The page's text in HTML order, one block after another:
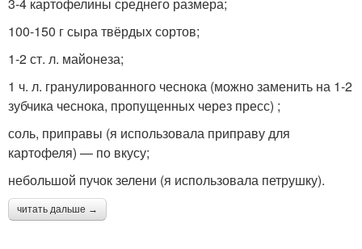
3-4 картофелины среднего размера;
100-150 г сыра твёрдых сортов;
1-2 ст. л. майонеза;
1 ч. л. гранулированного чеснока (можно заменить на 1-2
зубчика чеснока, пропущенных через пресс) ;
соль, приправы (я использовала приправу для
картофеля) — по вкусу;
небольшой пучок зелени (я использовала петрушку).
читать дальше →